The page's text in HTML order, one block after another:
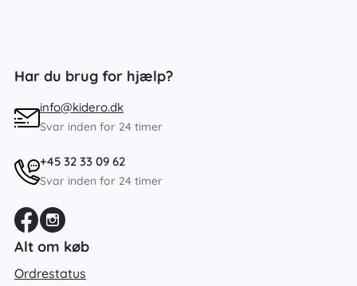
Har du brug for hjælp?
info@kidero.dk
Svar inden for 24 timer
+45 32 33 09 62
Svar inden for 24 timer
Alt om køb
Ordrestatus